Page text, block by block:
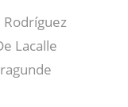
Rodríguez
Lacalle